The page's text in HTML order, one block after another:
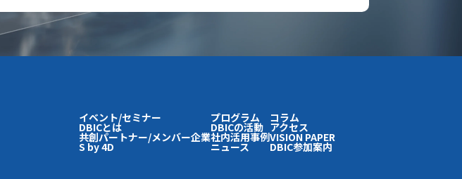
イベント/セミナー
DBICとは
共創パートナー/メンバー企業
S by 4D
プログラム
DBICの活動
社内活用事例
ニュース
コラム
アクセス
VISION PAPER
DBIC参加案内